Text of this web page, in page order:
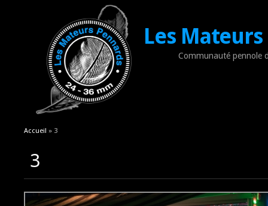
Les
Communauté pennole
Vous êtes ici
Accueil » 3
3